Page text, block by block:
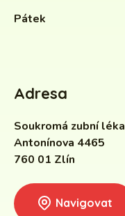
Pátek
Adresa
Soukromá zubní
Antonínova 4465
760 01 Zlín
Navigovat